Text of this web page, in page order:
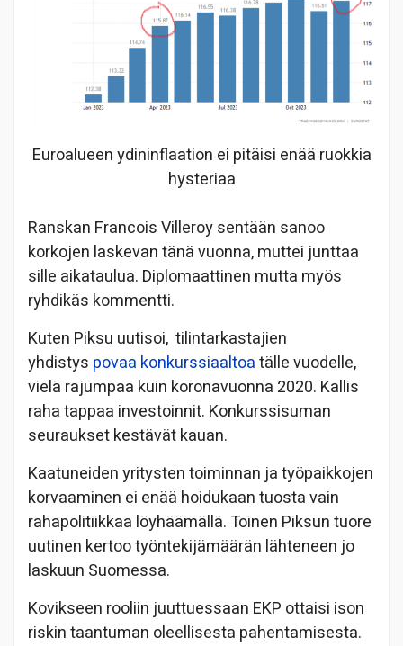
Euroalueen ydininflaation ei pitäisi enää ruokkia
hysteriaa
Ranskan Francois Villeroy sentään sanoo
korkojen laskevan tänä vuonna, muttei junttaa
sille aikataulua. Diplomaattinen mutta myös
ryhdikäs kommentti.
Kuten Piksu uutisoi, tilintarkastajien
yhdistys povaa konkurssiaaltoatälle vuodelle,
vielä rajumpaa kuin koronavuonna 2020. Kallis
raha tappaa investoinnit. Konkurssisuman
seuraukset kestävät kauan.
Kaatuneiden yritysten toiminnan ja työpaikkojen
korvaaminen ei enää hoidukaan tuosta vain
rahapolitiikkaa löyhäämällä. Toinen Piksun tuore
uutinen kertoo työntekijämäärän lähteneen jo
laskuun Suomessa.
Kovikseen rooliin juuttuessaan EKP ottaisi ison
riskin taantuman oleellisesta pahentamisesta.